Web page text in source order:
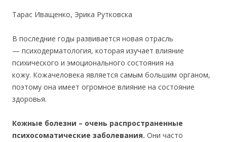
Тарас Иващенко, Эрика Рутковска
В последние годы развивается новая отрасль
— психодерматология, которая изучает влияние
психического и эмоционального состояния на
кожу. Кожачеловека является самым большим органом,
поэтому она имеет огромное влияние на состояние
здоровья.
Кожные болезни – очень распространенные
психосоматические заболевания. Они часто